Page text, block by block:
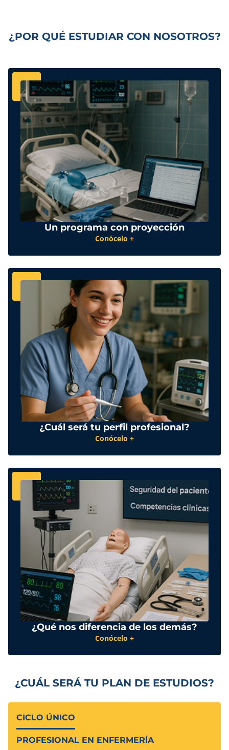
¿POR QUÉ ESTUDIAR CON NOSOTROS?
Un programa con proyección
Conócelo +
¿Cuál será tu perfil profesional?
Conócelo +
¿Qué nos diferencia de los demás?
Conócelo +
¿CUÁL SERÁ TU PLAN DE ESTUDIOS?
CICLO ÚNICO
PROFESIONAL EN ENFERMERÍA